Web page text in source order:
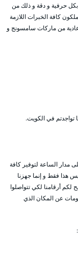
بكل حرفية و دقة و ذلك من
كافة الخبرات اللازمة
من ماركات سامسونج و
تواجدتم في الكويت.
الساعة لتوفير كافة
هذا فقط و إنما جهزنا
أرقامنا لكي تتواصلوا
عن المكان الذي